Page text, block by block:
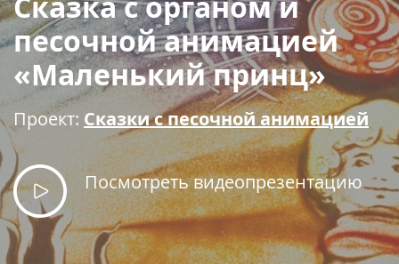
Правила покупки билетов
песочной анимацией
«Маленький принц»
Проект: Сказки с песочной анимацией
Посмотреть видеопрезентацию